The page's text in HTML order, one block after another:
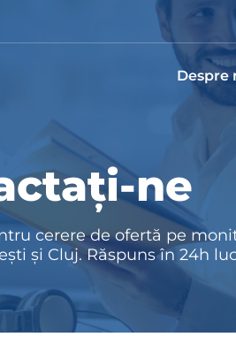
Despre
ne
cerere de ofertă pe
și Cluj. Răspuns în 24h